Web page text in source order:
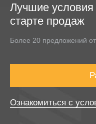
Лучшие условия
старте продаж
Более 20 предложений
Ознакомиться с